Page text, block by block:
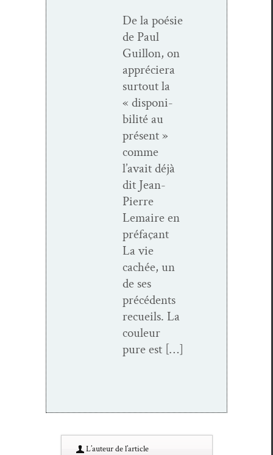
De la poésie
de Paul
Guil­lon, on
appréciera
surtout la
« disponi­
bil­ité au
présent »
comme
l’avait déjà
dit Jean-
Pierre
Lemaire en
pré­façant
La vie
cachée, un
de ses
précé­dents
recueils. La
couleur
pure est […]
L’au­teur de l’article